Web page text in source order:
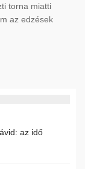
torna miatti
az edzések
az idő